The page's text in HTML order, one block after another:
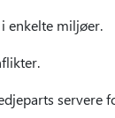
enkelte miljøer.
servere